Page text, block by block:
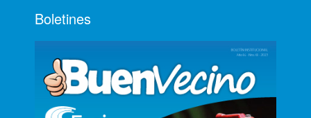
Boletines